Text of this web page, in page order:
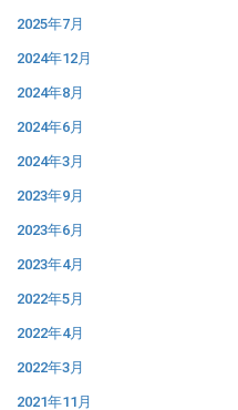
2025年7月
2024年12月
2024年8月
2024年6月
2024年3月
2023年9月
2023年6月
2023年4月
2022年5月
2022年4月
2022年3月
2021年11月